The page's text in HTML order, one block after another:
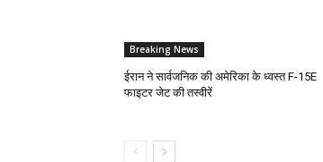
Breaking News
ईरान ने सार्वजनिक की अमेरिका के ध्वस्त F-15E
फाइटर जेट की तस्वीरें